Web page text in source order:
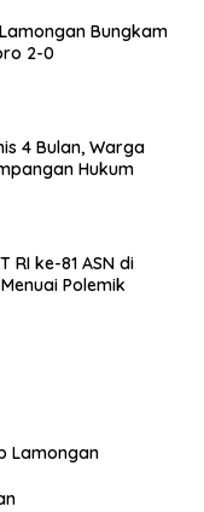
Lamongan Bungkam
2-0
4 Bulan, Warga
Hukum
RI ke-81 ASN di
Polemik
Lamongan